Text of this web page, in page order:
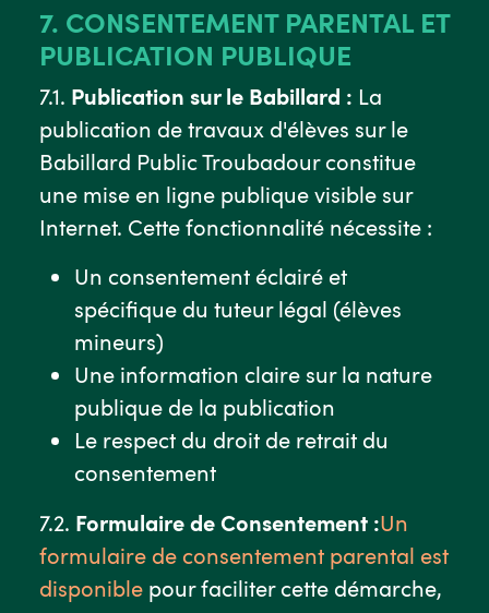
7. CONSENTEMENT PARENTAL ET
PUBLICATION PUBLIQUE
7.1. Publication sur le Babillard : La
publication de travaux d'élèves sur le
Babillard Public Troubadour constitue
une mise en ligne publique visible sur
Internet. Cette fonctionnalité nécessite :
Un consentement éclairé et
spécifique du tuteur légal (élèves
mineurs)
Une information claire sur la nature
publique de la publication
Le respect du droit de retrait du
consentement
7.2. Formulaire de Consentement :Un
formulaire de consentement parental est
disponiblepour faciliter cette démarche,